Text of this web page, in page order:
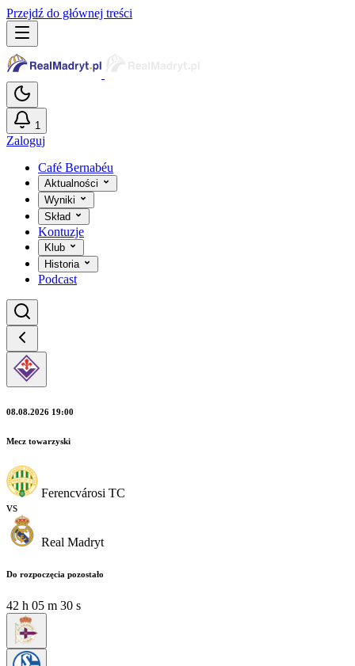
Przejdź do głównej treści
1
Zaloguj
Café Bernabéu
Aktualności
Wyniki
Skład
Kontuzje
Klub
Historia
Podcast
08.08.2026 19:00
Mecz towarzyski
Ferencvárosi TC
vs
Real Madryt
Do rozpoczęcia pozostało
42 h 05 m 28 s